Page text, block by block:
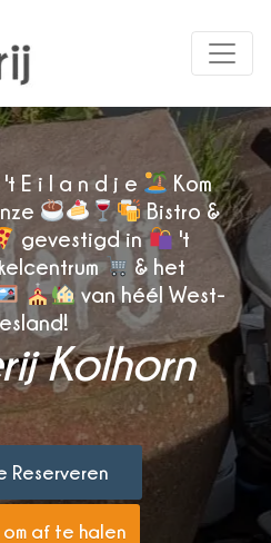
't E i l a n d j e
Kom
Bistro &
gevestigd in
't
& het
van héél West-
Kolhorn
Reserveren
af te halen